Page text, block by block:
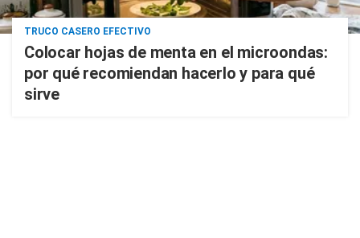
TRUCO CASERO EFECTIVO
Colocar hojas de menta en el microondas:
por qué recomiendan hacerlo y para qué
sirve